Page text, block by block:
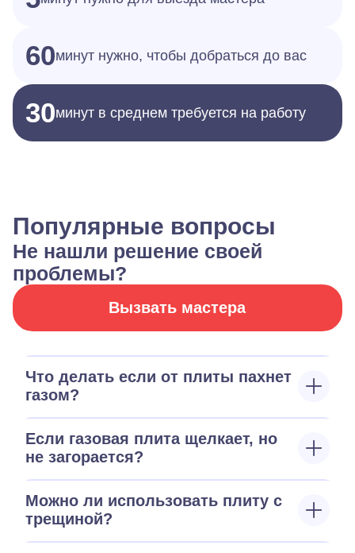
60минут нужно, чтобы добраться до вас
30минут в среднем требуется на работу
Популярные вопросы
Не нашли решение своей
проблемы?
Вызвать мастера
Что делать если от плиты пахнет
газом?
Если газовая плита щелкает, но
не загорается?
Можно ли использовать плиту с
трещиной?